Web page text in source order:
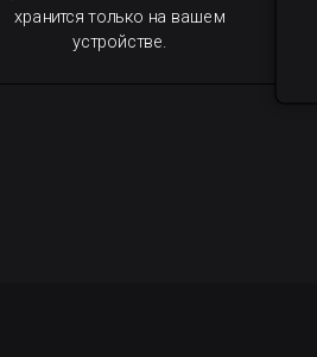
хранится только на вашем
устройстве.